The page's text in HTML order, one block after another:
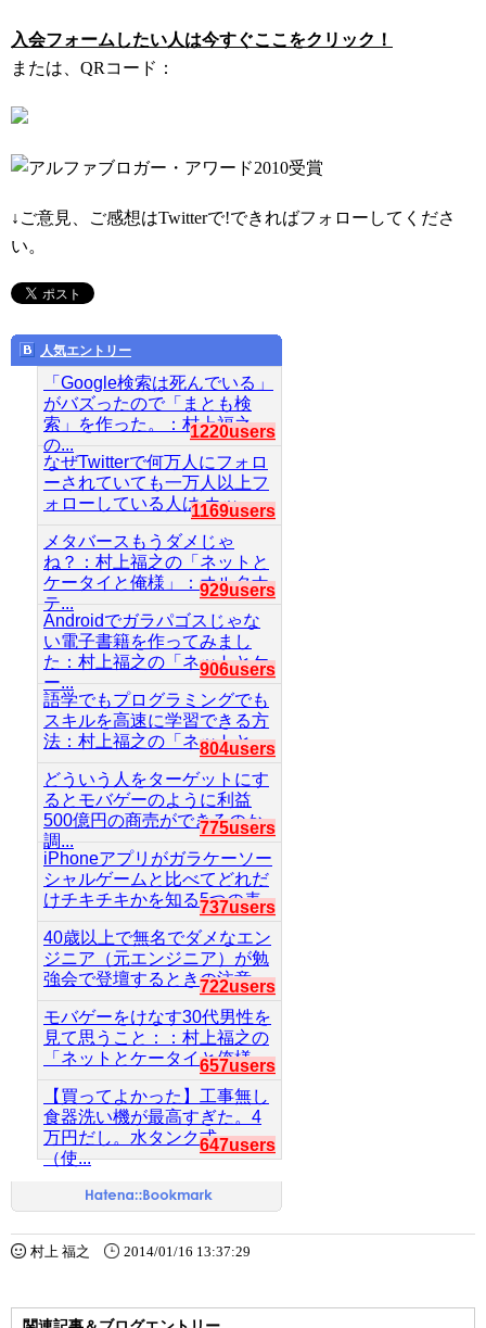
入会フォームしたい人は今すぐここをクリック！
または、QRコード：
↓ご意見、ご感想はTwitterで!できればフォローしてくださ
い。
人気エントリー
「Google検索は死んでいる」
がバズったので「まとも検
索」を作った。：村上福之
の...
1220users
なぜTwitterで何万人にフォロ
ーされていても一万人以上フ
ォローしている人は カッ...
1169users
メタバースもうダメじゃ
ね？：村上福之の「ネットと
ケータイと俺様」：オルタナ
テ...
929users
Androidでガラパゴスじゃな
い電子書籍を作ってみまし
た：村上福之の「ネットとケ
ー...
906users
語学でもプログラミングでも
スキルを高速に学習できる方
法：村上福之の「ネットと...
804users
どういう人をターゲットにす
るとモバゲーのように利益
500億円の商売ができるのか
調...
775users
iPhoneアプリがガラケーソー
シャルゲームと比べてどれだ
けチキチキかを知る5つの表...
737users
40歳以上で無名でダメなエン
ジニア（元エンジニア）が勉
強会で登壇するときの注意...
722users
モバゲーをけなす30代男性を
見て思うこと：：村上福之の
「ネットとケータイと俺様...
657users
【買ってよかった】工事無し
食器洗い機が最高すぎた。4
万円だし。水タンク式。
（使...
647users
村上 福之 2014/01/16 13:37:29